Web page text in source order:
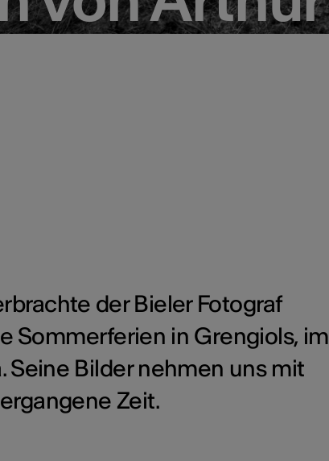
der Bieler Fotograf
Sommerferien in Grengiols, im
Seine Bilder nehmen uns mit
Zeit.